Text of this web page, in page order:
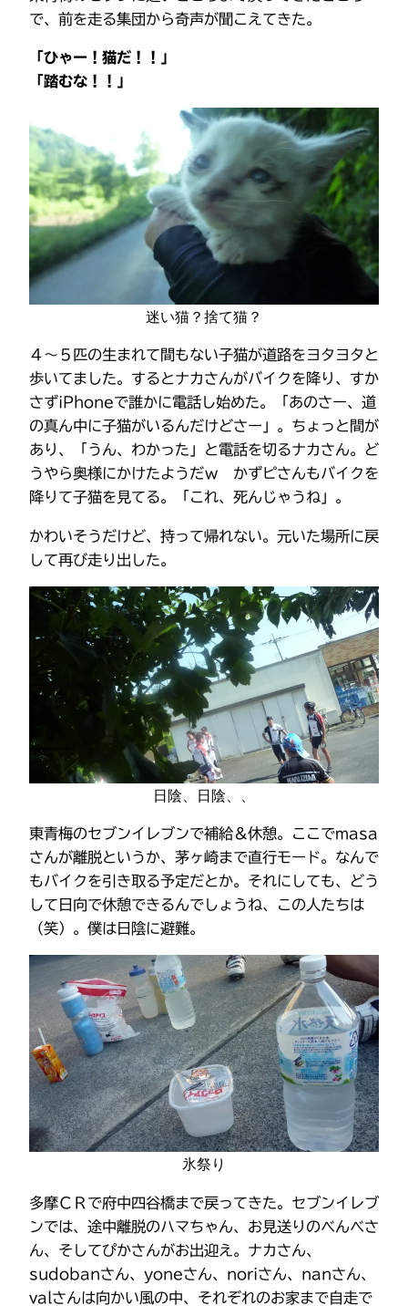
で、前を走る集団から奇声が聞こえてきた。
「ひゃー！猫だ！！」
「踏むな！！」
迷い猫？捨て猫？
４～５匹の生まれて間もない子猫が道路をヨタヨタと
歩いてました。するとナカさんがバイクを降り、すか
さずiPhoneで誰かに電話し始めた。「あのさー、道
の真ん中に子猫がいるんだけどさー」。ちょっと間が
あり、「うん、わかった」と電話を切るナカさん。ど
うやら奥様にかけたようだｗ かずピさんもバイクを
降りて子猫を見てる。「これ、死んじゃうね」。
かわいそうだけど、持って帰れない。元いた場所に戻
して再び走り出した。
日陰、日陰、、
東青梅のセブンイレブンで補給＆休憩。ここでmasa
さんが離脱というか、茅ヶ崎まで直行モード。なんで
もバイクを引き取る予定だとか。それにしても、どう
して日向で休憩できるんでしょうね、この人たちは
（笑）。僕は日陰に避難。
氷祭り
多摩ＣＲで府中四谷橋まで戻ってきた。セブンイレブ
ンでは、途中離脱のハマちゃん、お見送りのべんべさ
ん、そしてぴかさんがお出迎え。ナカさん、
sudobanさん、yoneさん、noriさん、nanさん、
valさんは向かい風の中、それぞれのお家まで自走で